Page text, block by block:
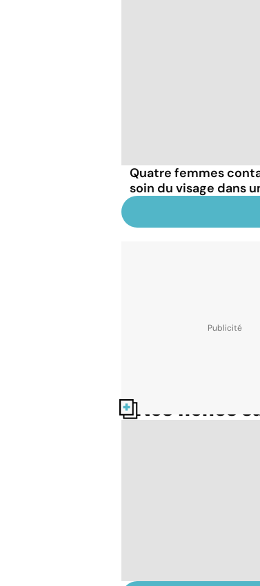
Quatre femmes
soin du visage dans
Nos fiches